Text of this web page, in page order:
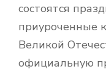
состоятся
приуроченные
Великой
официальную